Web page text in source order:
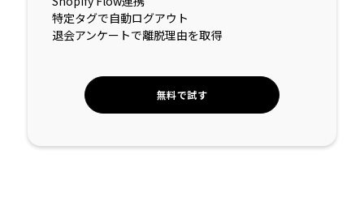
特定タグで自動ログアウト
退会アンケートで離脱理由を取得
無料で試す